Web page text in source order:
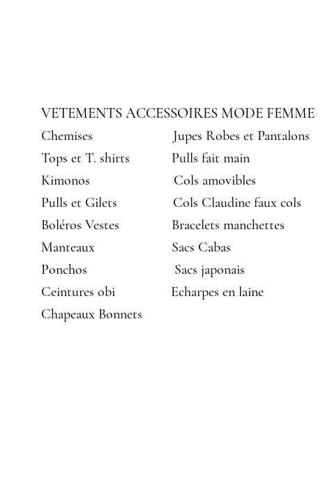
VETEMENTS ACCESSOIRES MODE FEMME
Chemises
Jupes Robes et Pantalons
Tops et T. shirts
Pulls fait main
Kimonos
Cols amovibles
Pulls et Gilets
Cols Claudine faux cols
Boléros Vestes
Bracelets manchettes
Manteaux
Sacs Cabas
Ponchos
Sacs japonais
Ceintures obi
Echarpes en laine
Chapeaux Bonnets